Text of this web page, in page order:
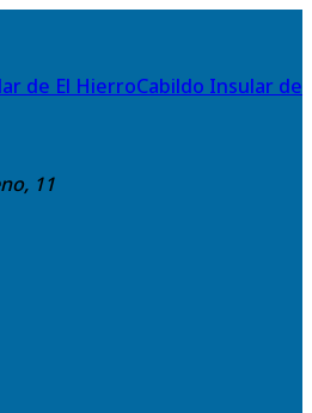
Cabildo Insular de
11